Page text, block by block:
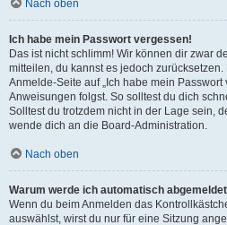
Nach oben
Ich habe mein Passwort vergessen!
Das ist nicht schlimm! Wir können dir zwar
mitteilen, du kannst es jedoch
Anmelde-Seite auf „Ich habe mein Passwort
Anweisungen folgst. So solltest du dich
Solltest du trotzdem nicht in der Lage sein,
wende dich an die Board-Administration.
Nach oben
Warum werde ich automatisch
Wenn du beim Anmelden das
auswählst, wirst du nur für eine Sitzung